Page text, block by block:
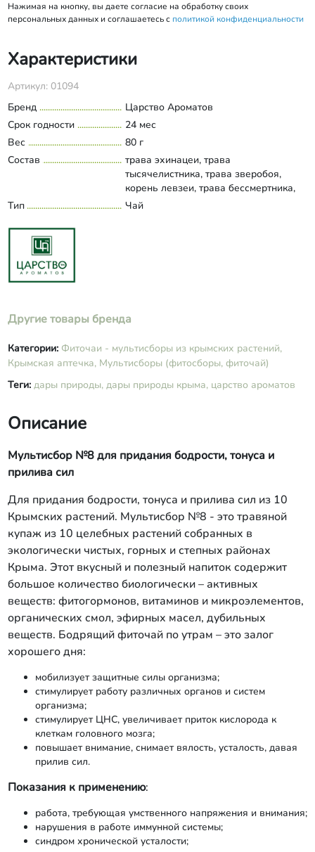
Нажимая на кнопку, вы даете согласие на обработку своих
персональных данных и соглашаетесь с политикой конфиденциальности
Характеристики
Артикул: 01094
Бренд
Царство Ароматов
Срок годности
24 мес
Вес
80 г
Состав
трава эхинацеи, трава
тысячелистника, трава зверобоя,
корень левзеи, трава бессмертника,
цветки ромашки лекарственной, лист
Тип Чай
Другие товары бренда
Категории: Фиточаи - мультисборы из крымских растений,
Крымская аптечка, Мультисборы (фитосборы, фиточай)
Теги: дары природы, дары природы крыма, царство ароматов
Описание
Мультисбор №8 для придания бодрости, тонуса и
прилива сил
Для придания бодрости, тонуса и прилива сил из 10
Крымских растений. Мультисбор №8 - это травяной
купаж из 10 целебных растений собранных в
экологически чистых, горных и степных районах
Крыма. Этот вкусный и полезный напиток содержит
большое количество биологически – активных
веществ: фитогормонов, витаминов и микроэлементов,
органических смол, эфирных масел, дубильных
веществ. Бодрящий фиточай по утрам – это залог
хорошего дня:
мобилизует защитные силы организма;
стимулирует работу различных органов и систем
организма;
стимулирует ЦНС, увеличивает приток кислорода к
клеткам головного мозга;
повышает внимание, снимает вялость, усталость, давая
прилив сил.
Показания к применению:
работа, требующая умственного напряжения и внимания;
нарушения в работе иммунной системы;
синдром хронической усталости;